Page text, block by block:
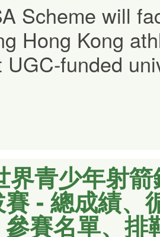
Scheme will
Hong Kong
UGC-funded
界青少年射
- 總成績、
賽名單、